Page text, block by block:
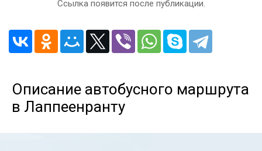
Ссылка появится после публикации.
Описание автобусного маршрута
в Лаппеенранту